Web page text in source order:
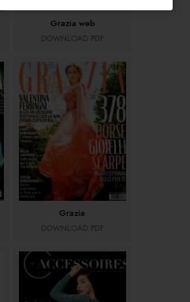
Grazia web
DOWNLOAD PDF
Grazia
DOWNLOAD PDF